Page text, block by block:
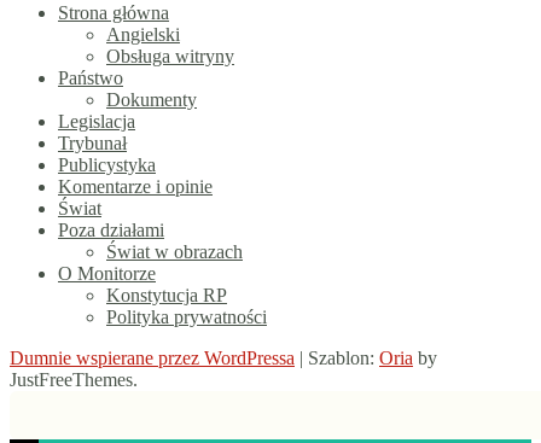
Strona główna
Angielski
Obsługa witryny
Państwo
Dokumenty
Legislacja
Trybunał
Publicystyka
Komentarze i opinie
Świat
Poza działami
Świat w obrazach
O Monitorze
Konstytucja RP
Polityka prywatności
Dumnie wspierane przez WordPressa | Szablon: Oria by
JustFreeThemes.